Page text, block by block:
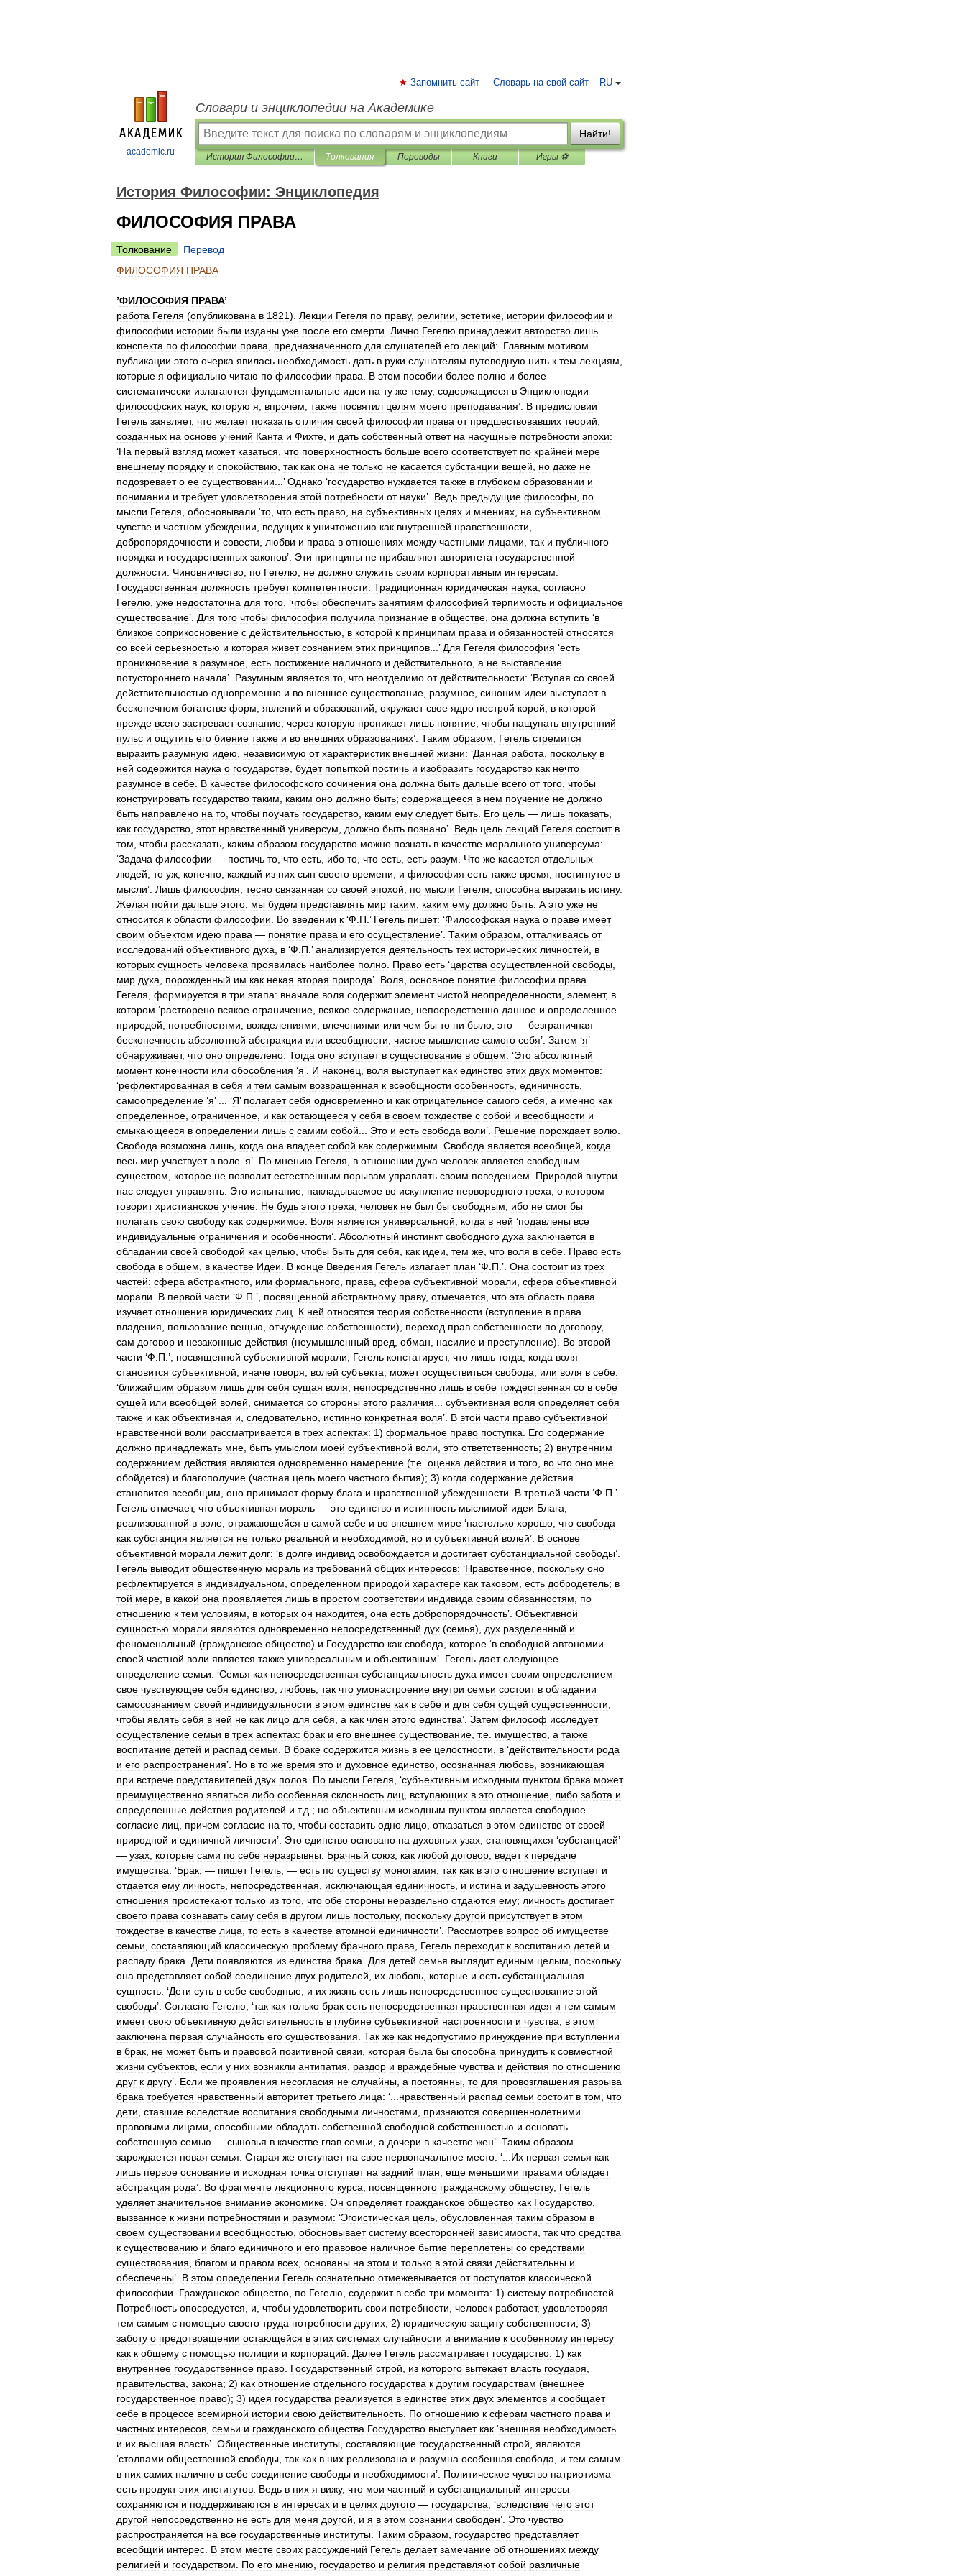
academic.ru
RU
Запомнить сайт Словарь на свой сайт
Словари и энциклопедии на Академике
Найти!
История Философии: Энциклопедия Толкования Переводы Книги Игры ⚽
История Философии: Энциклопедия
ФИЛОСОФИЯ ПРАВА
Толкование
Перевод
ФИЛОСОФИЯ ПРАВА
’ФИЛОСОФИЯ ПРАВА’
работа Гегеля (опубликована в 1821). Лекции Гегеля по праву, религии эстетике истории философии и
философии истории были изданы уже после его смерти Лично Гегелю принадлежит авторство лишь
конспекта по философии права предназначенного для слушателей его лекций: ‘Главным мотивом
публикации этого очерка явилась необходимость дать в руки слушателям путеводную нить к тем лекциям
которые я официально читаю по философии права В этом пособии более полно и более
систематически излагаются фундаментальные идеи на ту же тему, содержащиеся в Энциклопедии
философских наук которую я впрочем также посвятил целям моего преподавания’. В предисловии
Гегель заявляет, что желает показать отличия своей философии права от предшествовавших теорий
созданных на основе учений Канта и Фихте и дать собственный ответ на насущные потребности эпохи:
‘На первый взгляд может казаться что поверхностность больше всего соответствует по крайней мере
внешнему порядку и спокойствию так как она не только не касается субстанции вещей но даже не
подозревает о ее существовании ...’Однако ‘государство нуждается также в глубоком образовании и
понимании и требует удовлетворения этой потребности от науки’. Ведь предыдущие философы по
мысли Гегеля обосновывали ‘то что есть право на субъективных целях и мнениях на субъективном
чувстве и частном убеждении ведущих к уничтожению как внутренней нравственности
добропорядочности и совести любви и права в отношениях между частными лицами так и публичного
порядка и государственных законов’. Эти принципы не прибавляют авторитета государственной
должности
Чиновничество по Гегелю не должно служить своим корпоративным интересам
Государственная должность требует компетентности Традиционная юридическая наука согласно
Гегелю уже недостаточна для того , ‘чтобы обеспечить занятиям философией терпимость и официальное
существование’. Для того чтобы философия получила признание в обществе она должна вступить ‘в
близкое соприкосновение с действительностью в которой к принципам права и обязанностей относятся
со всей серьезностью и которая живет сознанием этих принципов ...’ Для Гегеля философия ‘есть
проникновение в разумное есть постижение наличного и действительного а не выставление
потустороннего начала’. Разумным является то что неотделимо от действительности: ‘Вступая со своей
действительностью одновременно и во внешнее существование разумное синоним идеи выступает в
бесконечном богатстве форм явлений и образований окружает свое ядро пестрой корой в которой
прежде всего застревает сознание через которую проникает лишь понятие чтобы нащупать внутренний
пульс и ощутить его биение также и во внешних образованиях’. Таким образом Гегель стремится
выразить разумную идею независимую от характеристик внешней жизни: ‘Данная работа поскольку в
ней содержится наука о государстве будет попыткой постичь и изобразить государство как нечто
разумное в себе В качестве философского сочинения она должна быть дальше всего от того чтобы
конструировать государство таким каким оно должно быть; содержащееся в нем поучение не должно
быть направлено на то чтобы поучать государство каким ему следует быть Его цель — лишь показать
как государство этот нравственный универсум должно быть познано’. Ведь цель лекций Гегеля состоит в
том чтобы рассказать каким образом государство можно познать в качестве морального универсума:
‘Задача философии — постичь то что есть ибо то что есть есть разум Что же касается отдельных
людей то уж конечно каждый из них сын своего времени; и философия есть также время постигнутое в
мысли’. Лишь философия тесно связанная со своей эпохой по мысли Гегеля способна выразить истину.
Желая пойти дальше этого мы будем представлять мир таким каким ему должно быть А это уже не
относится к области философии Во введении к ‘Ф П .’ Гегель пишет: ‘Философская наука о праве имеет
своим объектом идею права — понятие права и его осуществление’. Таким образом отталкиваясь от
исследований объективного духа в ‘Ф П .’анализируется деятельность тех исторических личностей
в
которых сущность человека проявилась наиболее полно Право есть ‘царства осуществленной свободы
мир духа порожденный им как некая вторая природа’. Воля основное понятие философии права
Гегеля формируется в три этапа: вначале воля содержит элемент чистой неопределенности элемент, в
котором ‘растворено всякое ограничение всякое содержание непосредственно данное и определенное
природой
потребностями вожделениями влечениями или чем бы то ни было; это — безграничная
бесконечность абсолютной абстракции или всеобщности чистое мышление самого себя’. Затем ‘я’
обнаруживает, что оно определено Тогда оно вступает в существование в общем: ‘Это абсолютный
момент конечности или обособления ‘я’. И наконец воля выступает как единство этих двух моментов:
‘рефлектированная в себя и тем самым возвращенная к всеобщности особенность единичность
самоопределение ‘я’ ... ‘Я’ полагает себя одновременно и как отрицательное самого себя а именно как
определенное ограниченное и как остающееся у себя в своем тождестве с собой и всеобщности и
смыкающееся в определении лишь с самим собой Это и есть свобода воли’. Решение порождает волю
Свобода возможна лишь когда она владеет собой как содержимым Свобода является всеобщей
когда
весь мир участвует в воле ‘я’. По мнению Гегеля в отношении духа человек является свободным
существом
которое не позволит естественным порывам управлять своим поведением Природой внутри
нас следует управлять Это испытание накладываемое во искупление первородного греха о котором
говорит христианское учение Не будь этого греха человек не был бы свободным ибо не смог бы
полагать свою свободу как содержимое Воля является универсальной когда в ней ‘подавлены все
индивидуальные ограничения и особенности’. Абсолютный инстинкт свободного духа заключается в
обладании своей свободой как целью чтобы быть для себя как идеи тем же что воля в себе Право есть
свобода в общем в качестве Идеи В конце Введения Гегель излагает план ‘Ф П .’. Она состоит из трех
частей: сфера абстрактного или формального права сфера субъективной морали сфера объективной
морали
В первой части ‘Ф П .’, посвященной абстрактному праву, отмечается что эта область права
изучает отношения юридических лиц К ней относятся теория собственности (вступление в права
владения
пользование вещью отчуждение собственности), переход прав собственности по договору,
сам договор и незаконные действия (неумышленный вред обман насилие и преступление). Во второй
части ‘Ф П .’, посвященной субъективной морали Гегель констатирует, что лишь тогда когда воля
становится субъективной иначе говоря волей субъекта может осуществиться свобода или воля в себе:
‘ближайшим образом лишь для себя сущая воля непосредственно лишь в себе тождественная со в себе
сущей или всеобщей волей снимается со стороны этого различия субъективная воля определяет себя
также и как объективная и следовательно истинно конкретная воля’. В этой части право субъективной
нравственной воли рассматривается в трех аспектах: 1) формальное право поступка Его содержание
должно принадлежать мне быть умыслом моей субъективной воли это ответственность; 2) внутренним
содержанием действия являются одновременно намерение (т.е оценка действия и того во что оно мне
обойдется) и благополучие (частная цель моего частного бытия); 3) когда содержание действия
становится всеобщим оно принимает форму блага и нравственной убежденности В третьей части ‘Ф П .’
Гегель отмечает, что объективная мораль — это единство и истинность мыслимой идеи Блага
реализованной в воле отражающейся в самой себе и во внешнем мире ‘настолько хорошо что свобода
как субстанция является не только реальной и необходимой но и субъективной волей’. В основе
объективной морали лежит долг: ‘в долге индивид освобождается и достигает субстанциальной свободы’.
Гегель выводит общественную мораль из требований общих интересов: ‘Нравственное поскольку оно
рефлектируется в индивидуальном определенном природой характере как таковом есть добродетель; в
той мере в какой она проявляется лишь в простом соответствии индивида своим обязанностям
по
отношению к тем условиям в которых он находится она есть добропорядочность’. Объективной
сущностью морали являются одновременно непосредственный дух (семья), дух разделенный и
феноменальный (гражданское общество) и Государство как свобода которое ‘в свободной автономии
своей частной воли является также универсальным и объективным’. Гегель дает следующее
определение семьи: ‘Семья как непосредственная субстанциальность духа имеет своим определением
свое чувствующее себя единство любовь так что умонастроение внутри семьи состоит в обладании
самосознанием своей индивидуальности в этом единстве как в себе и для себя сущей существенности
чтобы являть себя в ней не как лицо для себя а как член этого единства’. Затем философ исследует
осуществление семьи в трех аспектах: брак и его внешнее существование т.е имущество а также
воспитание детей и распад семьи В браке содержится жизнь в ее целостности в ‘действительности рода
и его распространения’. Но в то же время это и духовное единство осознанная любовь возникающая
при встрече представителей двух полов По мысли Гегеля , ‘субъективным исходным пунктом брака может
преимущественно являться либо особенная склонность лиц вступающих в это отношение либо забота и
определенные действия родителей и т.д .; но объективным исходным пунктом является свободное
согласие лиц причем согласие на то чтобы составить одно лицо отказаться в этом единстве от своей
природной и единичной личности’. Это единство основано на духовных узах становящихся ‘субстанцией’
— узах которые сами по себе неразрывны Брачный союз как любой договор ведет к передаче
имущества . ‘Брак , — пишет Гегель , — есть по существу моногамия так как в это отношение вступает и
отдается ему личность непосредственная исключающая единичность и истина и задушевность этого
отношения проистекают только из того что обе стороны нераздельно отдаются ему; личность достигает
своего права сознавать саму себя в другом лишь постольку, поскольку другой присутствует в этом
тождестве в качестве лица то есть в качестве атомной единичности’. Рассмотрев вопрос об имуществе
семьи составляющий классическую проблему брачного права Гегель переходит к воспитанию детей и
распаду брака Дети появляются из единства брака Для детей семья выглядит единым целым
поскольку
она представляет собой соединение двух родителей их любовь которые и есть субстанциальная
сущность . ‘Дети суть в себе свободные и их жизнь есть лишь непосредственное существование этой
свободы’. Согласно Гегелю , ‘так как только брак есть непосредственная нравственная идея и тем самым
имеет свою объективную действительность в глубине субъективной настроенности и чувства в этом
заключена первая случайность его существования Так же как недопустимо принуждение при вступлении
в брак не может быть и правовой позитивной связи которая была бы способна принудить к совместной
жизни субъектов если у них возникли антипатия раздор и враждебные чувства и действия по отношению
друг к другу’. Если же проявления несогласия не случайны а постоянны то для провозглашения разрыва
брака требуется нравственный авторитет третьего лица: ‘... нравственный распад семьи состоит в том что
дети ставшие вследствие воспитания свободными личностями признаются совершеннолетними
правовыми лицами способными обладать собственной свободной собственностью и основать
собственную семью — сыновья в качестве глав семьи а дочери в качестве жен’. Таким образом
зарождается новая семья Старая же отступает на свое первоначальное место: ‘... Их первая семья как
лишь первое основание и исходная точка отступает на задний план; еще меньшими правами обладает
абстракция рода’. Во фрагменте лекционного курса посвященного гражданскому обществу, Гегель
уделяет значительное внимание экономике Он определяет гражданское общество как Государство
вызванное к жизни потребностями и разумом: ‘Эгоистическая цель обусловленная таким образом в
своем существовании всеобщностью обосновывает систему всесторонней зависимости так что средства
к существованию и благо единичного и его правовое наличное бытие переплетены со средствами
существования благом и правом всех основаны на этом и только в этой связи действительны и
обеспечены’. В этом определении Гегель сознательно отмежевывается от постулатов классической
философии
Гражданское общество по Гегелю содержит в себе три момента: 1) систему потребностей
Потребность опосредуется и чтобы удовлетворить свои потребности человек работает, удовлетворяя
тем самым с помощью своего труда потребности других; 2) юридическую защиту собственности; 3)
заботу о предотвращении остающейся в этих системах случайности и внимание к особенному интересу
как к общему с помощью полиции и корпораций Далее Гегель рассматривает государство: 1) как
внутреннее государственное право Государственный строй из которого вытекает власть государя
правительства закона; 2) как отношение отдельного государства к другим государствам (внешнее
государственное право); 3) идея государства реализуется в единстве этих двух элементов и сообщает
себе в процессе всемирной истории свою действительность По отношению к сферам частного права и
частных интересов семьи и гражданского общества Государство выступает как ‘внешняя необходимость
и их высшая власть’. Общественные институты составляющие государственный строй являются
‘столпами общественной свободы так как в них реализована и разумна особенная свобода и тем самым
в них самих налично в себе соединение свободы и необходимости’. Политическое чувство патриотизма
есть продукт этих институтов Ведь в них я вижу, что мои частный и субстанциальный интересы
сохраняются и поддерживаются в интересах и в целях другого — государства , ‘вследствие чего этот
другой непосредственно не есть для меня другой и я в этом сознании свободен’. Это чувство
распространяется на все государственные институты Таким образом государство представляет
всеобщий интерес В этом месте своих рассуждений Гегель делает замечание об отношениях между
религией и государством По его мнению государство и религия представляют собой различные